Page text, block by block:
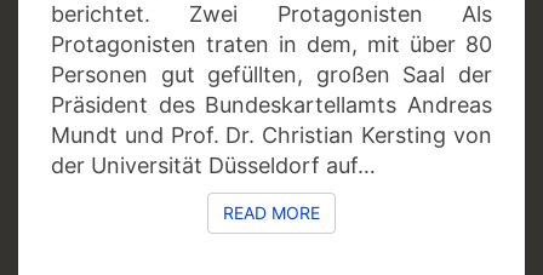
berichtet. Zwei Protagonisten Als
Protagonisten traten in dem, mit über 80
Personen gut gefüllten, großen Saal der
Präsident des Bundeskartellamts Andreas
Mundt und Prof. Dr. Christian Kersting von
der Universität Düsseldorf auf…
READ MOREREAD MORE